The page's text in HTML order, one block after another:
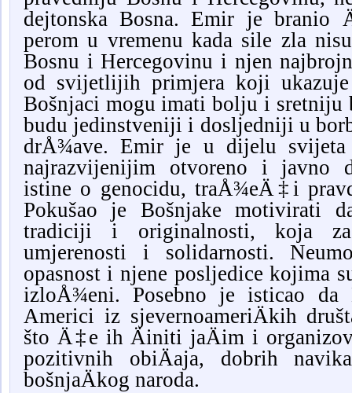
dejtonska Bosna. Emir je branio
perom u vremenu kada sile zla
Bosnu i Hercegovinu i njen
od svijetlijih primjera koji
Bošnjaci mogu imati bolju i sretniju
budu jedinstveniji i dosljedniji u
drÅ¾ave. Emir je u dijelu
najrazvijenijim otvoreno i javno
istine o genocidu, traÅ¾eÄ‡i
Pokušao je Bošnjake motivirati
tradiciji i originalnosti, koja
umjerenosti i solidarnosti.
opasnost i njene posljedice kojima
izloÅ¾eni. Posebno je isticao da
Americi iz sjevernoameriÄkih
što Ä‡e ih Äiniti jaÄim i
pozitivnih obiÄaja, dobrih
bošnjaÄkog naroda.